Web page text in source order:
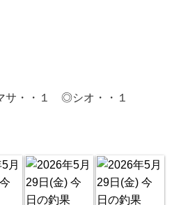
・・１ ◎シオ・・１